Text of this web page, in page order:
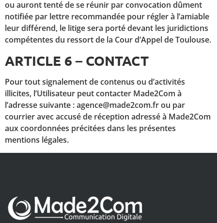
ou auront tenté de se réunir par convocation dûment
notifiée par lettre recommandée pour régler à l’amiable
leur différend, le litige sera porté devant les juridictions
compétentes du ressort de la Cour d’Appel de Toulouse.
ARTICLE 6 – CONTACT
Pour tout signalement de contenus ou d’activités
illicites, l’Utilisateur peut contacter Made2Com à
l’adresse suivante : agence@made2com.fr ou par
courrier avec accusé de réception adressé à Made2Com
aux coordonnées précitées dans les présentes
mentions légales.